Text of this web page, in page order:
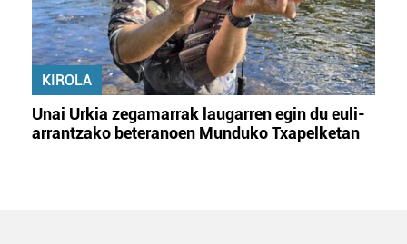
KIROLA
Unai Urkia zegamarrak laugarren egin du euli-
arrantzako beteranoen Munduko Txapelketan